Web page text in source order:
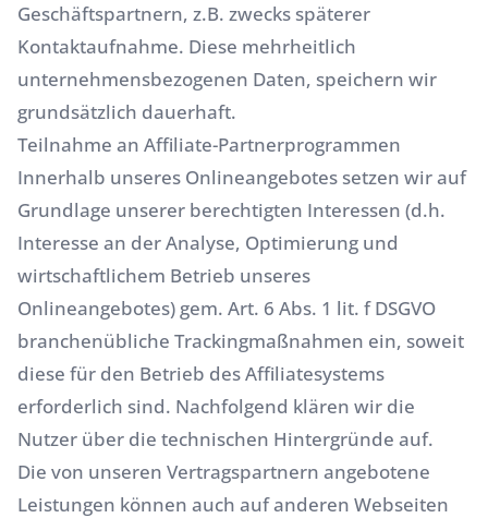
Geschäftspartnern, z.B. zwecks späterer
Kontaktaufnahme. Diese mehrheitlich
unternehmensbezogenen Daten, speichern wir
grundsätzlich dauerhaft.
Teilnahme an Affiliate-Partnerprogrammen
Innerhalb unseres Onlineangebotes setzen wir auf
Grundlage unserer berechtigten Interessen (d.h.
Interesse an der Analyse, Optimierung und
wirtschaftlichem Betrieb unseres
Onlineangebotes) gem. Art. 6 Abs. 1 lit. f DSGVO
branchenübliche Trackingmaßnahmen ein, soweit
diese für den Betrieb des Affiliatesystems
erforderlich sind. Nachfolgend klären wir die
Nutzer über die technischen Hintergründe auf.
Die von unseren Vertragspartnern angebotene
Leistungen können auch auf anderen Webseiten